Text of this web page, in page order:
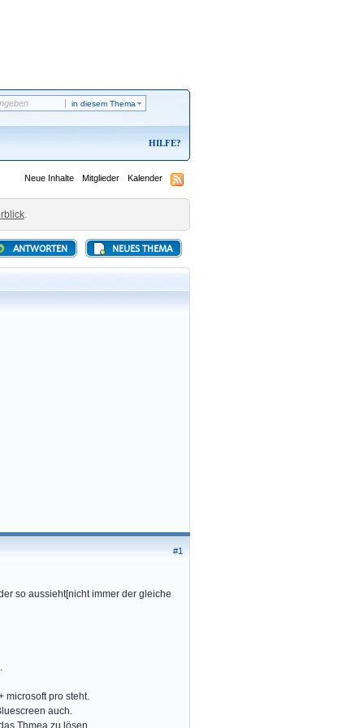
in diesem Thema
HILFE
Neue Inhalte Mitglieder Kalender
.
NEUES THEMA
ANTWORTEN
#1
so aussieht[nicht immer der gleiche
microsoft pro steht.
auch.
Thmea zu lösen.